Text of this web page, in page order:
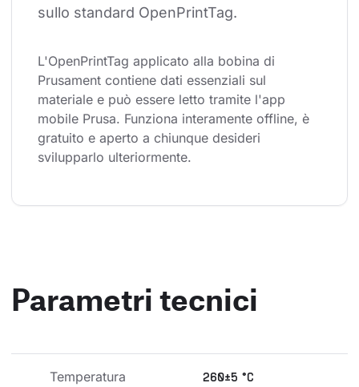
sullo standard OpenPrintTag.
L'OpenPrintTag applicato alla bobina di
Prusament contiene dati essenziali sul
materiale e può essere letto tramite l'app
mobile Prusa. Funziona interamente offline, è
gratuito e aperto a chiunque desideri
svilupparlo ulteriormente.
Parametri tecnici
Temperatura
260±5 °C